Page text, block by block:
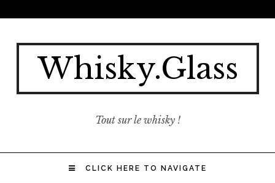
Whisky.Glass
Tout sur le whisky !
CLICK HERE TO NAVIGATE